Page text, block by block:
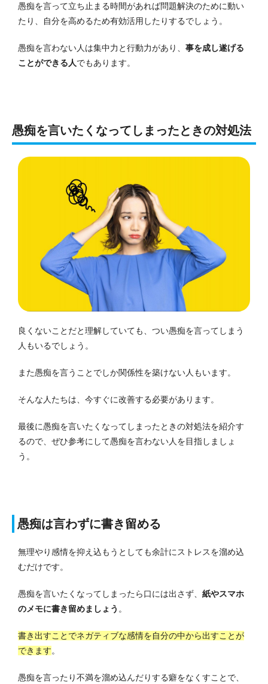
愚痴を言って立ち止まる時間があれば問題解決のために動い
たり、自分を高めるため有効活用したりするでしょう。
愚痴を言わない人は集中力と行動力があり、 事を成し遂げる
ことができる人でもあります。
愚痴を言いたくなってしまったときの対処法
良くないことだと理解していても、つい愚痴を言ってしまう
人もいるでしょう。
また愚痴を言うことでしか関係性を築けない人もいます。
そんな人たちは、今すぐに改善する必要があります。
最後に愚痴を言いたくなってしまったときの対処法を紹介す
るので、ぜひ参考にして愚痴を言わない人を目指しましょ
う。
愚痴は言わずに書き留める
無理やり感情を抑え込もうとしても余計にストレスを溜め込
むだけです。
愚痴を言いたくなってしまったら口には出さず、 紙やスマホ
のメモに書き留めましょう 。
書き出すことでネガティブな感情を自分の中から出すことが
できます。
愚痴を言ったり不満を溜め込んだりする癖をなくすことで、